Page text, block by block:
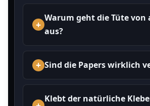
Warum geht die Tüte von
aus?
Sind die Papers wirklich
Klebt der natürliche